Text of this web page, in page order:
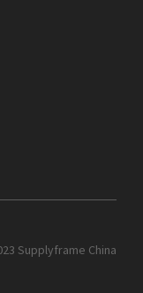
Supplyframe China